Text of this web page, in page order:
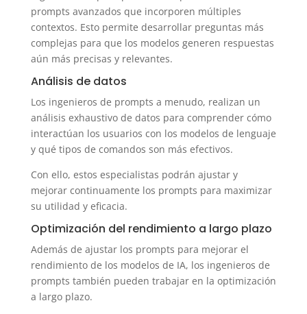
prompts avanzados que incorporen múltiples
contextos. Esto permite desarrollar preguntas más
complejas para que los modelos generen respuestas
aún más precisas y relevantes.
Análisis de datos
Los ingenieros de prompts a menudo, realizan un
análisis exhaustivo de datos para comprender cómo
interactúan los usuarios con los modelos de lenguaje
y qué tipos de comandos son más efectivos.
Con ello, estos especialistas podrán ajustar y
mejorar continuamente los prompts para maximizar
su utilidad y eficacia.
Optimización del rendimiento a largo plazo
Además de ajustar los prompts para mejorar el
rendimiento de los modelos de IA, los ingenieros de
prompts también pueden trabajar en la optimización
a largo plazo.